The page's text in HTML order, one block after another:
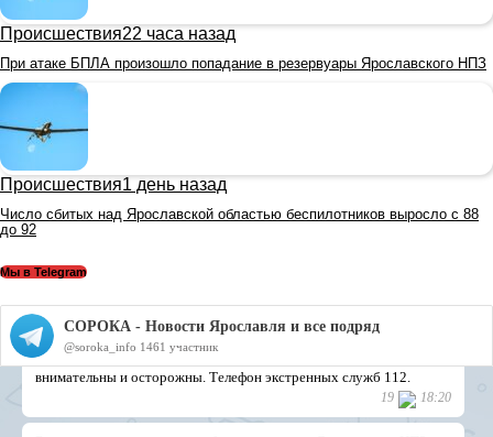
Происшествия22 часа назад
При атаке БПЛА произошло попадание в резервуары Ярославского НПЗ
Происшествия1 день назад
Число сбитых над Ярославской областью беспилотников выросло с 88
до 92
Мы в Telegram